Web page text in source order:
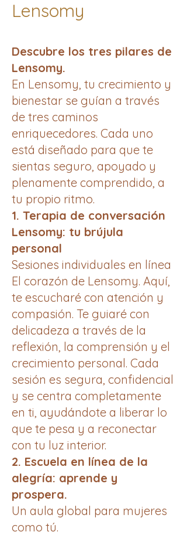
Lensomy
Descubre los tres pilares de
Lensomy.
En Lensomy, tu crecimiento y
bienestar se guían a través
de tres caminos
enriquecedores. Cada uno
está diseñado para que te
sientas seguro, apoyado y
plenamente comprendido, a
tu propio ritmo.
1. Terapia de conversación
Lensomy: tu brújula
personal
Sesiones individuales en línea
El corazón de Lensomy. Aquí,
te escucharé con atención y
compasión. Te guiaré con
delicadeza a través de la
reflexión, la comprensión y el
crecimiento personal. Cada
sesión es segura, confidencial
y se centra completamente
en ti, ayudándote a liberar lo
que te pesa y a reconectar
con tu luz interior.
2. Escuela en línea de la
alegría: aprende y
prospera.
Un aula global para mujeres
como tú.